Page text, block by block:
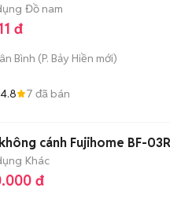
Đồ nam
đ
Bình (P. Bảy Hiền mới)
4.8 7 đã bán
cánh Fujihome BF-
Khác
đ